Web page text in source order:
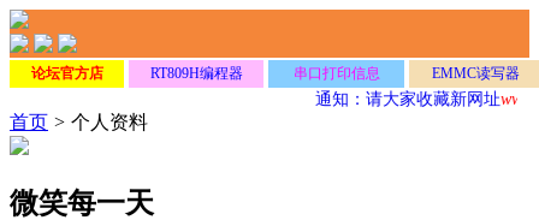
论坛官方店 RT809H编程器 串口打印信息 EMMC读写器
通知：请大家收藏新网址
首页 > 个人资料
微笑每一天